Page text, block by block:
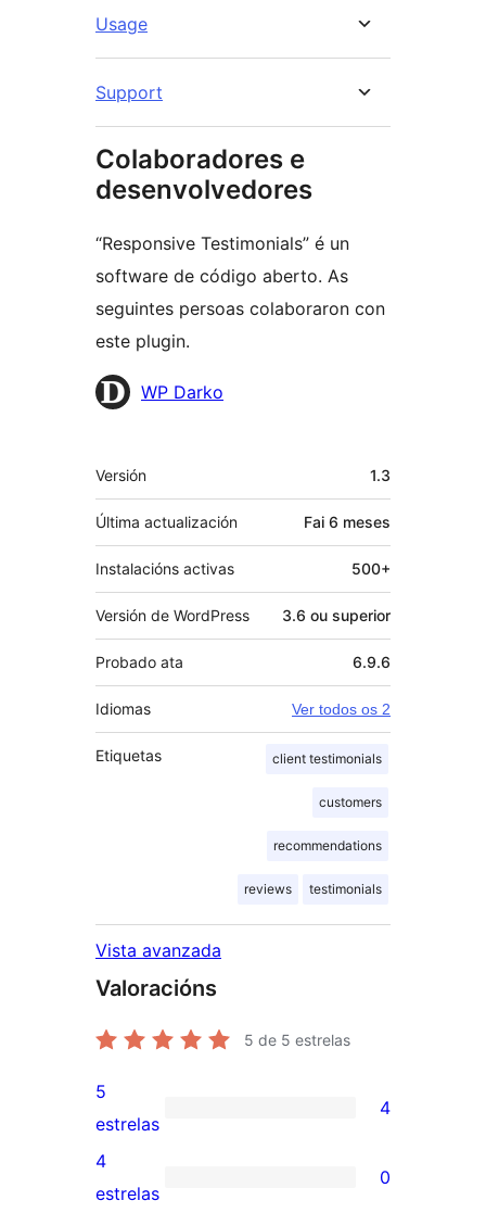
Usage
Support
Colaboradores e
desenvolvedores
“Responsive Testimonials” é un
software de código aberto. As
seguintes persoas colaboraron con
este plugin.
Colaboradores
WP Darko
Meta
Versión 1.3
Última actualización Fai 6 meses
Instalacións activas 500+
Versión de WordPress 3.6 ou superior
Probado ata 6.9.6
Idiomas Ver todos os 2
Etiquetas client testimonials
customers
recommendations
reviews testimonials
Vista avanzada
Valoracións
5 de 5 estrelas
4
valoracións
de
5
estrelas
4
0
4
estrelas
0